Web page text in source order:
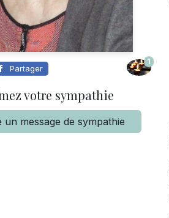
Partager
1
votre sympathie
un message de sympathie